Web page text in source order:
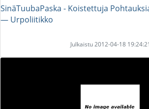
SinäTuubaPaska - Koistettuja
― Urpoliitikko
Julkaistu 2012-04-18